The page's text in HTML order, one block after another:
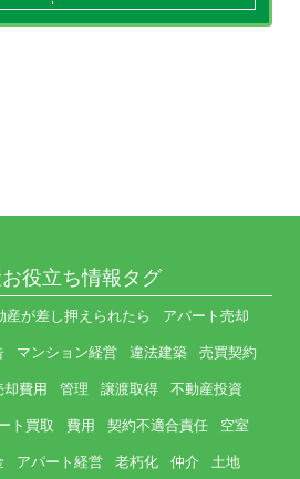
役立ち情報タグ
産が差し押えられたら アパート売却
マンション経営 違法建築 売買契約
却費用 管理 譲渡取得 不動産投資
ト買取 費用 契約不適合責任 空室
アパート経営 老朽化 仲介 土地